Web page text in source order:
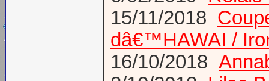
15/11/2018
dâ€™HAWAI /
16/10/2018